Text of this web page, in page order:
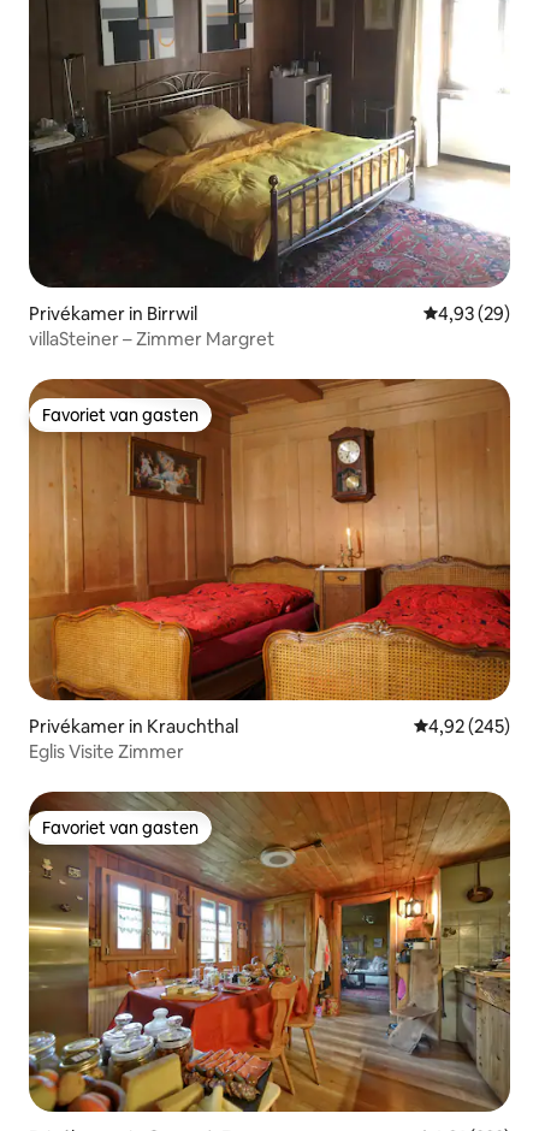
Privékamer in Birrwil Gemiddelde
4,93 (29)
villaSteiner – Zimmer Margret
Favoriet van gasten
Favoriet van gasten
Privékamer in Krauchthal Gemiddelde
4,92 (245)
Eglis Visite Zimmer
Favoriet van gasten
Favoriet van gasten